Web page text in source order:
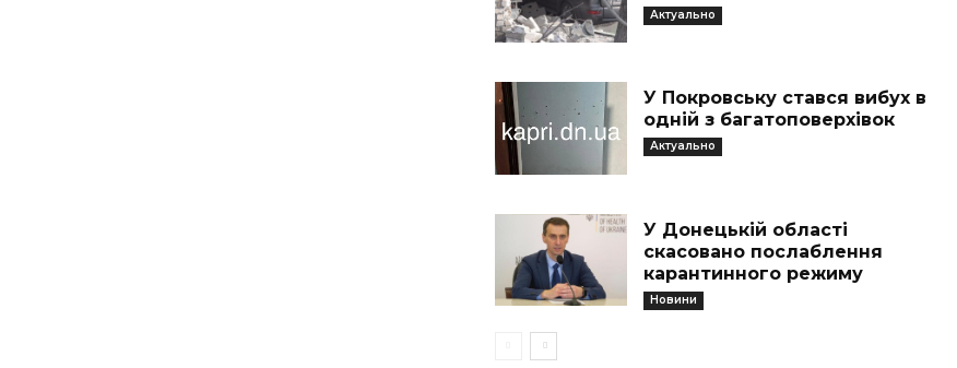
Актуально
У Покровську стався вибух в
одній з багатоповерхівок
Актуально
У Донецькій області
скасовано послаблення
карантинного режиму
Новини